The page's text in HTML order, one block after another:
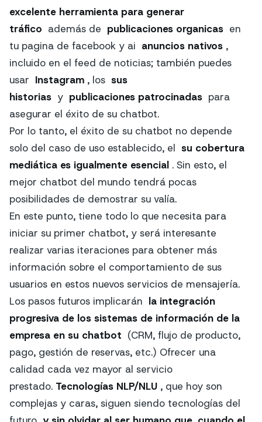
excelente herramienta para generar
tráfico además de publicaciones organicas en
tu pagina de facebook y ai anuncios nativos ,
incluido en el feed de noticias; también puedes
usar Instagram , los sus
historias y publicaciones patrocinadas para
asegurar el éxito de su chatbot.
Por lo tanto, el éxito de su chatbot no depende
solo del caso de uso establecido, el su cobertura
mediática es igualmente esencial . Sin esto, el
mejor chatbot del mundo tendrá pocas
posibilidades de demostrar su valía.
En este punto, tiene todo lo que necesita para
iniciar su primer chatbot, y será interesante
realizar varias iteraciones para obtener más
información sobre el comportamiento de sus
usuarios en estos nuevos servicios de mensajería.
Los pasos futuros implicarán la integración
progresiva de los sistemas de información de la
empresa en su chatbot (CRM, flujo de producto,
pago, gestión de reservas, etc.) Ofrecer una
calidad cada vez mayor al servicio
prestado. Tecnologías NLP/NLU , que hoy son
complejas y caras, siguen siendo tecnologías del